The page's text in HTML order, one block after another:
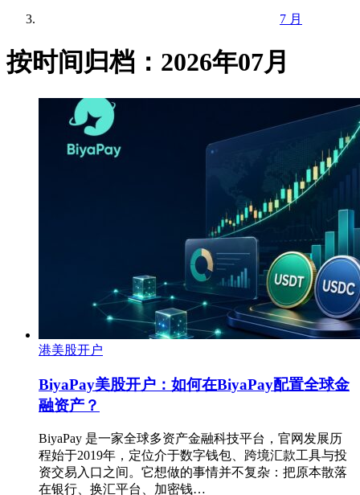
7 月
按时间归档：2026年07月
港美股开户
BiyaPay美股开户：如何在BiyaPay配置全球金
融资产？
BiyaPay 是一家全球多资产金融科技平台，官网发展历
程始于2019年，定位介于数字钱包、跨境汇款工具与投
资交易入口之间。它想做的事情并不复杂：把原本散落
在银行、换汇平台、加密钱…